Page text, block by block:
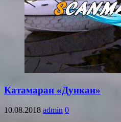
Катамаран «Дункан»
10.08.2018 admin 0